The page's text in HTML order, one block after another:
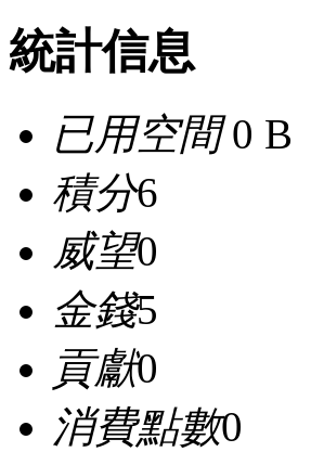
統計信息
已用空間0 B
積分6
威望0
金錢5
貢獻0
消費點數0